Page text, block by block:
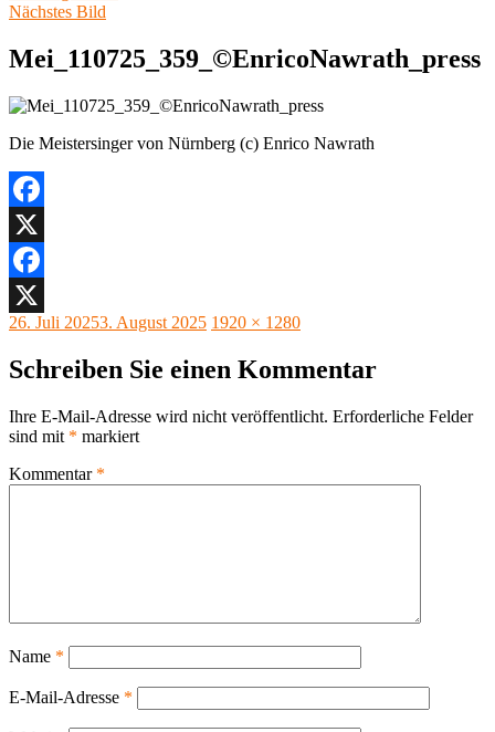
Nächstes Bild
Mei_110725_359_©EnricoNawrath_press
Die Meistersinger von Nürnberg (c) Enrico Nawrath
Facebook
X
Facebook
X
Veröffentlicht
26. Juli 20253. August 2025 Originalgröße
1920 × 1280
Schreiben Sie einen Kommentar
Ihre E-Mail-Adresse wird nicht veröffentlicht. Erforderliche Felder
sind mit * markiert
Kommentar *
Name *
E-Mail-Adresse *